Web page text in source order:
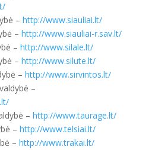
– http://www.siauliai.lt/
– http://www.siauliai-r.sav.lt/
– http://www.silale.lt/
– http://www.silute.lt/
– http://www.sirvintos.lt/
–
– http://www.taurage.lt/
– http://www.telsiai.lt/
– http://www.trakai.lt/